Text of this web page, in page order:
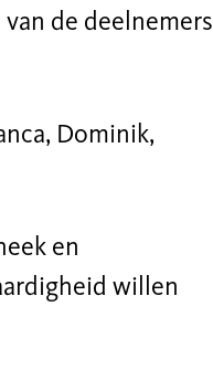
de deelnemers
Dominik,
en
willen